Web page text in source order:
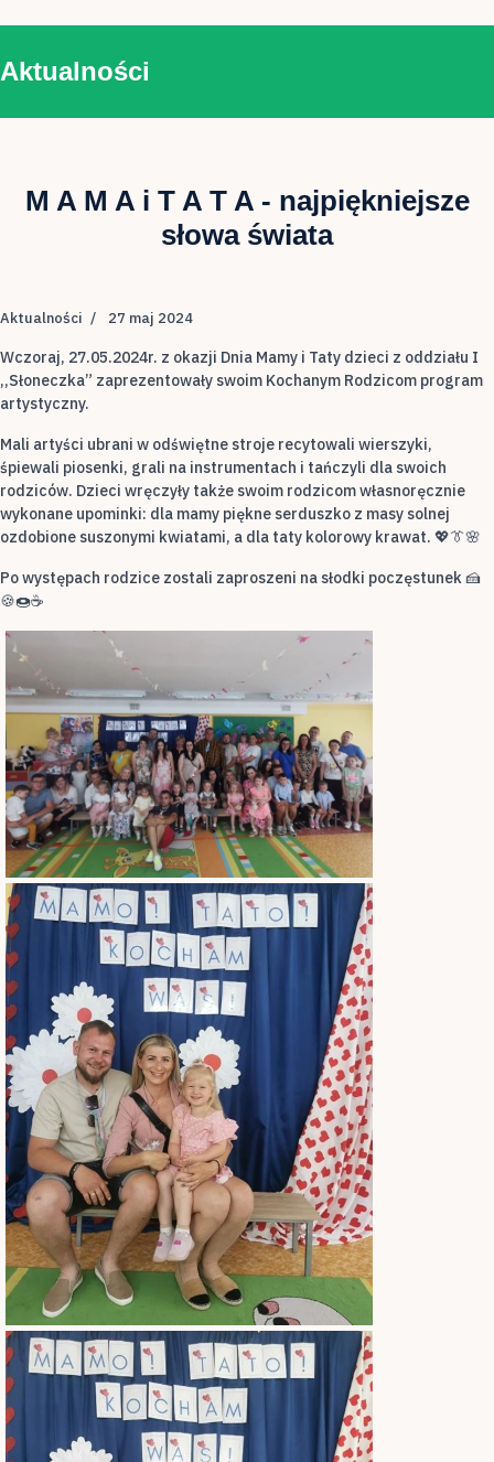
Aktualności
M A M A i T A T A - najpiękniejsze
słowa świata
Aktualności 27 maj 2024
Wczoraj, 27.05.2024r. z okazji Dnia Mamy i Taty dzieci z oddziału I
,,Słoneczka” zaprezentowały swoim Kochanym Rodzicom program
artystyczny.
Mali artyści ubrani w odświętne stroje recytowali wierszyki,
śpiewali piosenki, grali na instrumentach i tańczyli dla swoich
rodziców. Dzieci wręczyły także swoim rodzicom własnoręcznie
wykonane upominki: dla mamy piękne serduszko z masy solnej
ozdobione suszonymi kwiatami, a dla taty kolorowy krawat. 💖👔🌸
Po występach rodzice zostali zaproszeni na słodki poczęstunek 🍰
🍪🍩☕